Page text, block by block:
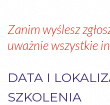
Zanim wyślesz
uważnie wszystkie
DATA I
SZKOLENIA